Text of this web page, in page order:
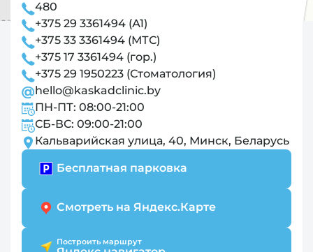
480
+375 29 3361494 (А1)
+375 33 3361494 (МТС)
+375 17 3361494 (гор.)
+375 29 1950223 (Стоматология)
hello@kaskadclinic.by
ПН-ПТ: 08:00-21:00
СБ-ВС: 09:00-21:00
Кальварийская улица, 40, Минск, Беларусь
Бесплатная парковка
Смотреть на Яндекс.Карте
Построить маршрут